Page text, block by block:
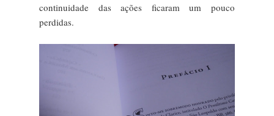
continuidade das ações ficaram um pouco
perdidas.